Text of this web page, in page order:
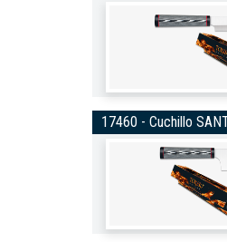
17460 - Cuchillo